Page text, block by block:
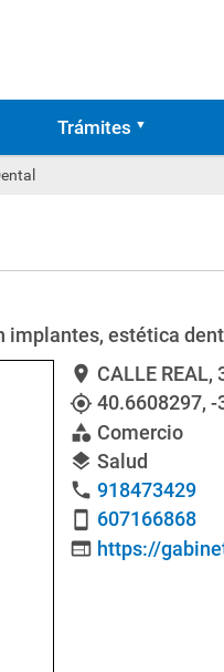
Trámites
implantes, estética
location_on CALLE REAL,
my_location40.6608297, -
category Comercio
layers Salud
phone 918473429
smartphone 607166868
web https://